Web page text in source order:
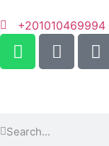
+201010469994